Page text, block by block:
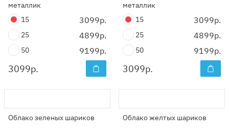
металлик
15
3099р.
25 4899р.
50 9199р.
3099р.
металлик
15
3099р.
25 4899р.
50 9199р.
3099р.
Облако зеленых шариков Облако желтых шариков